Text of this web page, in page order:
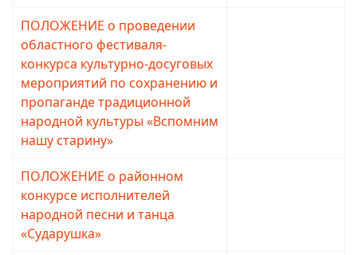
ПОЛОЖЕНИЕ о проведении
областного фестиваля-
конкурса культурно-досуговых
мероприятий по сохранению и
пропаганде традиционной
народной культуры «Вспомним
нашу старину»
ПОЛОЖЕНИЕ о районном
конкурсе исполнителей
народной песни и танца
«Сударушка»